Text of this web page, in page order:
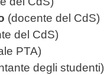
(docente del CdS)
del CdS)
PTA)
degli studenti)